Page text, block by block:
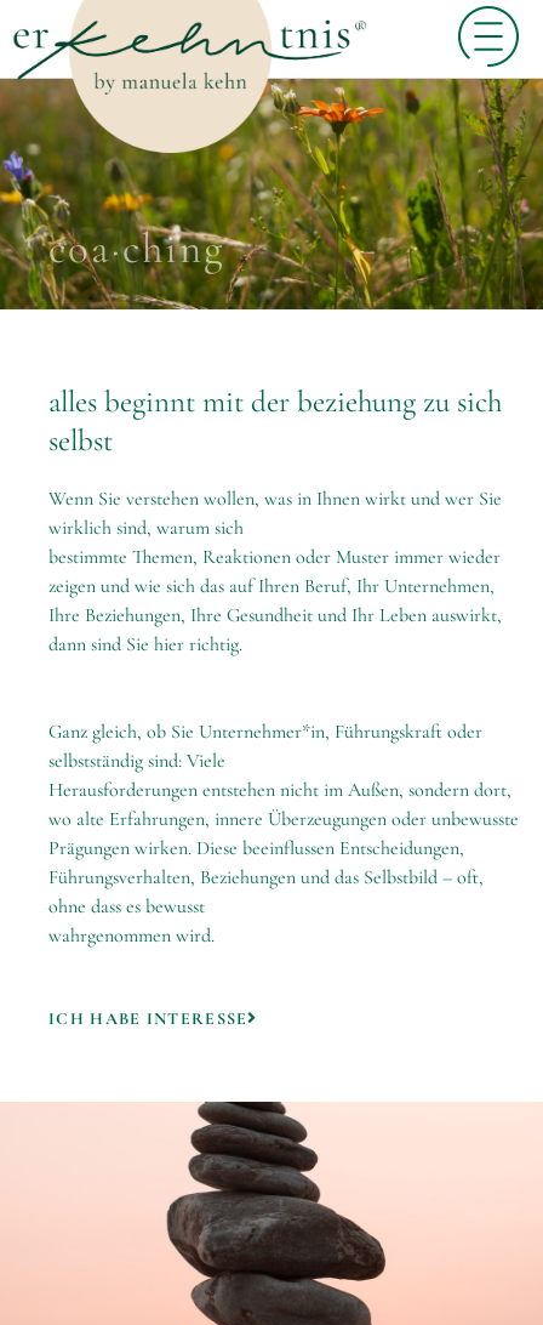
coa·ching
alles beginnt mit der beziehung zu sich
selbst
Wenn Sie verstehen wollen, was in Ihnen wirkt und wer Sie
wirklich sind, warum sich
bestimmte Themen, Reaktionen oder Muster immer wieder
zeigen und wie sich das auf Ihren Beruf, Ihr Unternehmen,
Ihre Beziehungen, Ihre Gesundheit und Ihr Leben auswirkt,
dann sind Sie hier richtig.
Ganz gleich, ob Sie Unternehmer*in, Führungskraft oder
selbstständig sind: Viele
Herausforderungen entstehen nicht im Außen, sondern dort,
wo alte Erfahrungen, innere Überzeugungen oder unbewusste
Prägungen wirken. Diese beeinflussen Entscheidungen,
Führungsverhalten, Beziehungen und das Selbstbild – oft,
ohne dass es bewusst
wahrgenommen wird.
ICH HABE INTERESSE